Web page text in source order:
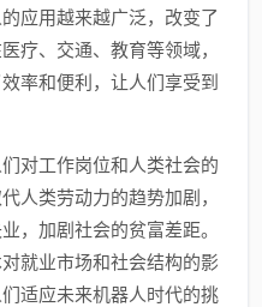
应用越来越广泛，改变了
疗、交通、教育等领域，
率和便利，让人们享受到
对工作岗位和人类社会的
人类劳动力的趋势加剧，
，加剧社会的贫富差距。
就业市场和社会结构的影
适应未来机器人时代的挑